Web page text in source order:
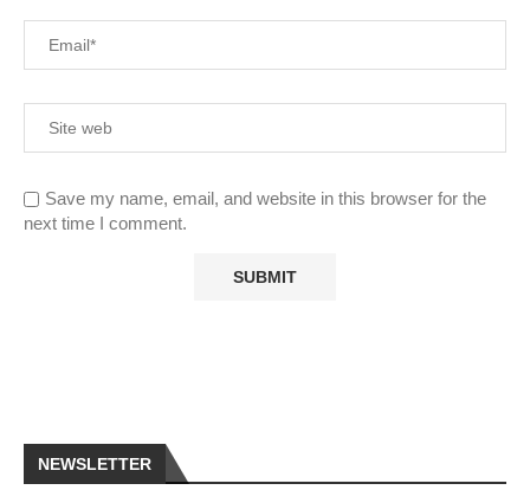
Save my name, email, and website in this browser for the
next time I comment.
NEWSLETTER